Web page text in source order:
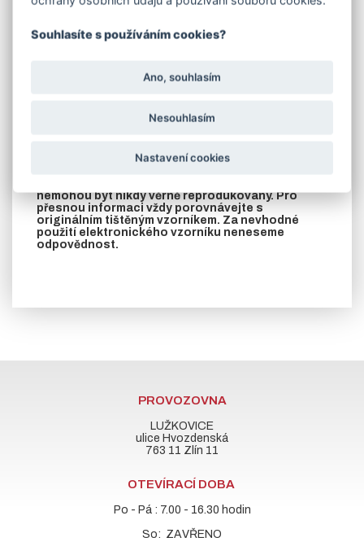
POZOR!! U LAKOVANÝCH DVEŘÍ NENÍ KOVÁNÍ.
nemohou být nikdy věrně reprodukovány. Pro
přesnou informaci vždy porovnávejte s
originálním tištěným vzorníkem. Za nevhodné
použití elektronického vzorníku neneseme
odpovědnost.
PROVOZOVNA
LUŽKOVICE
ulice Hvozdenská
763 11 Zlín 11
OTEVÍRACÍ DOBA
Po - Pá : 7.00 - 16.30 hodin
So: ZAVŘENO
Souhlasíte s používáním cookies?
Ano, souhlasím
Nesouhlasím
Nastavení cookies